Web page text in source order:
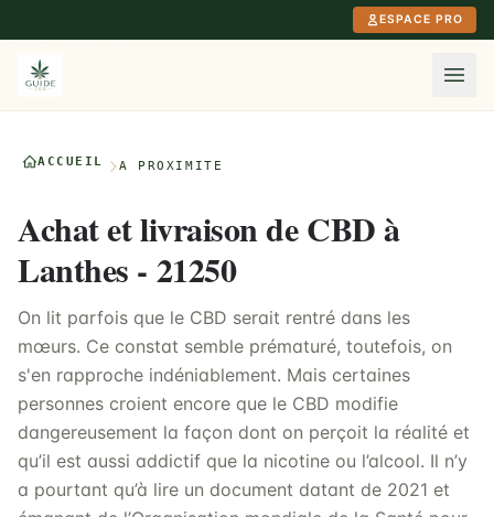
ESPACE PRO
ACCUEIL À PROXIMITÉ
Achat et livraison de CBD à
Lanthes - 21250
On lit parfois que le CBD serait rentré dans les
mœurs. Ce constat semble prématuré, toutefois, on
s'en rapproche indéniablement. Mais certaines
personnes croient encore que le CBD modifie
dangereusement la façon dont on perçoit la réalité et
qu’il est aussi addictif que la nicotine ou l’alcool. Il n’y
a pourtant qu’à lire un document datant de 2021 et